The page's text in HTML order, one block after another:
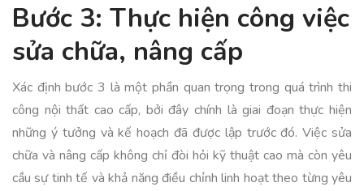
Bước 3: Thực hiện công việc
sửa chữa, nâng cấp
Xác định bước 3 là một phần quan trọng trong quá trình thi
công nội thất cao cấp, bởi đây chính là giai đoạn thực hiện
những ý tưởng và kế hoạch đã được lập trước đó. Việc sửa
chữa và nâng cấp không chỉ đòi hỏi kỹ thuật cao mà còn yêu
cầu sự tinh tế và khả năng điều chỉnh linh hoạt theo từng yêu